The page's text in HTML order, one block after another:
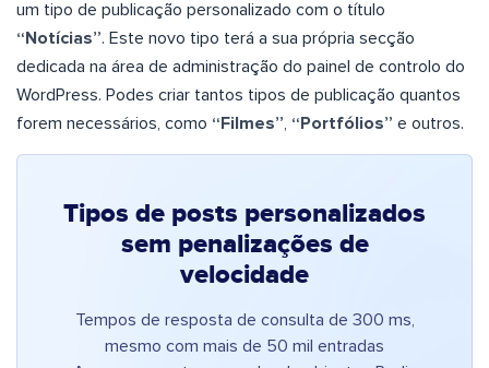
um tipo de publicação personalizado com o título
“Notícias”. Este novo tipo terá a sua própria secção
dedicada na área de administração do painel de controlo do
WordPress. Podes criar tantos tipos de publicação quantos
forem necessários, como “Filmes”, “Portfólios” e outros.
Tipos de posts personalizados
sem penalizações de
velocidade
Tempos de resposta de consulta de 300 ms,
mesmo com mais de 50 mil entradas